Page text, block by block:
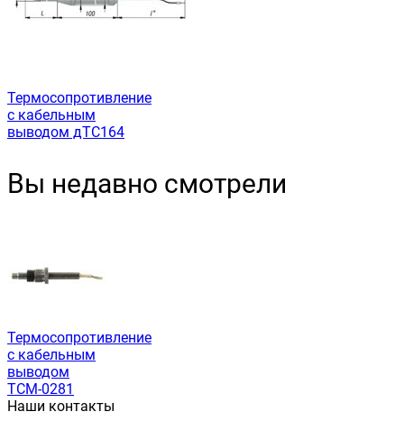
Термосопротивление
с кабельным
выводом дТС164
Вы недавно смотрели
Термосопротивление
с кабельным
выводом
ТСМ-0281
Наши контакты